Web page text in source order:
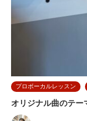
プロボーカルレッスン
オリジナル曲のテー